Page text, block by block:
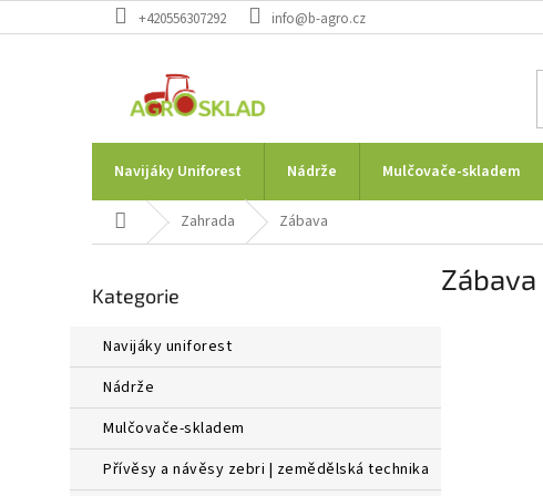
na
+420556307292 info@b-agro.cz
Navijáky Uniforest Nádrže Mulčovače-skladem
Domů Zahrada Zábava
s
n
n
í
p
kategorie
Kategorie
navijáky uniforest
nádrže
mulčovače-skladem
přívěsy a návěsy zebri | zemědělská technika
Zábava